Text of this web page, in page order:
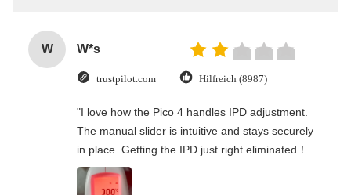
W W*s
trustpilot.com Hilfreich (8987)
"I love how the Pico 4 handles IPD adjustment.
The manual slider is intuitive and stays securely
in place. Getting the IPD just right eliminated！